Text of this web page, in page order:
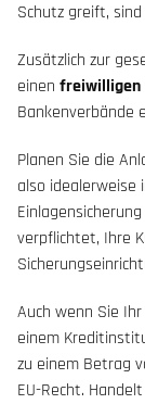
Schutz greift,
Zusätzlich zur
einen freiwilligen
Bankenverbände
Planen Sie die
also idealerweise
verpflichtet, Ihre
Auch wenn Sie
einem
zu einem Betrag
EU-Recht.